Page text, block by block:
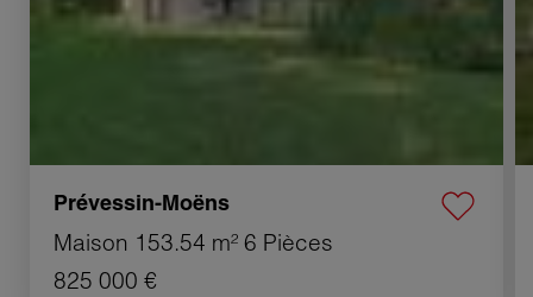
Prévessin-Moëns
Maison 153.54 m² 6 Pièces
825 000 €